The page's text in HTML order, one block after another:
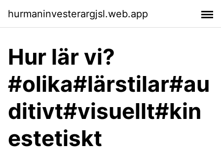
hurmaninvesterargjsl.web.app
Hur lär vi?
#olika#lärstilar#au
ditivt#visuellt#kin
estetiskt